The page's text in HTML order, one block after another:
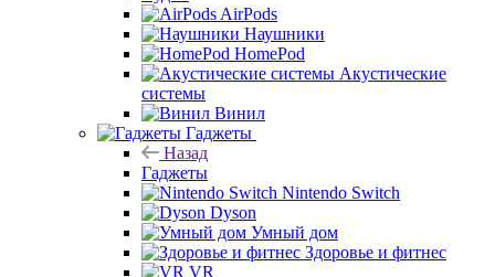
AirPods
Наушники
HomePod
Акустические
системы
Винил
Гаджеты
Назад
Гаджеты
Nintendo Switch
Dyson
Умный дом
Здоровье и фитнес
VR